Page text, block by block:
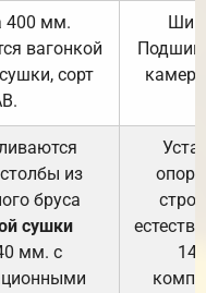
400 мм.
вагонкой
сорт
из
бруса
сушки
мм. с